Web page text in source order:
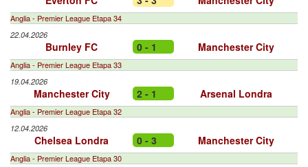
Anglia - Premier League Etapa 34
22.04.2026
Burnley FC 0 - 1 Manchester City
Anglia - Premier League Etapa 33
19.04.2026
Manchester City 2 - 1 Arsenal Londra
Anglia - Premier League Etapa 32
12.04.2026
Chelsea Londra 0 - 3 Manchester City
Anglia - Premier League Etapa 30